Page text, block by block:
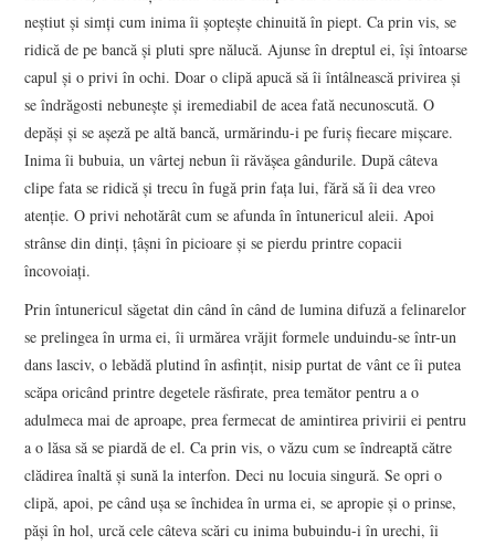
neştiut şi simţi cum inima îi şopteşte chinuită în piept. Ca prin vis, se
ridică de pe bancă şi pluti spre nălucă. Ajunse în dreptul ei, îşi întoarse
capul şi o privi în ochi. Doar o clipă apucă să îi întâlnească privirea şi
se îndrăgosti nebuneşte şi iremediabil de acea fată necunoscută. O
depăşi şi se aşeză pe altă bancă, urmărindu-i pe furiş fiecare mişcare.
Inima îi bubuia, un vârtej nebun îi răvăşea gândurile. După câteva
clipe fata se ridică şi trecu în fugă prin faţa lui, fără să îi dea vreo
atenţie. O privi nehotărât cum se afunda în întunericul aleii. Apoi
strânse din dinţi, ţâşni în picioare şi se pierdu printre copacii
încovoiaţi.
Prin întunericul săgetat din când în când de lumina difuză a felinarelor
se prelingea în urma ei, îi urmărea vrăjit formele unduindu-se într-un
dans lasciv, o lebădă plutind în asfinţit, nisip purtat de vânt ce îi putea
scăpa oricând printre degetele răsfirate, prea temător pentru a o
adulmeca mai de aproape, prea fermecat de amintirea privirii ei pentru
a o lăsa să se piardă de el. Ca prin vis, o văzu cum se îndreaptă către
clădirea înaltă şi sună la interfon. Deci nu locuia singură. Se opri o
clipă, apoi, pe când uşa se închidea în urma ei, se apropie şi o prinse,
păşi în hol, urcă cele câteva scări cu inima bubuindu-i în urechi, îi